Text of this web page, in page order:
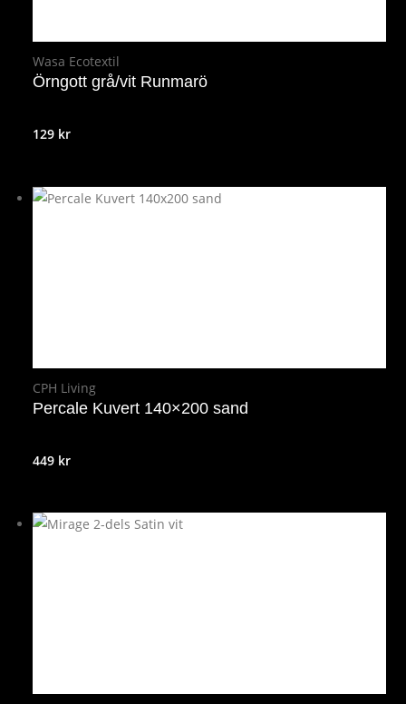
Wasa Ecotextil
Örngott grå/vit Runmarö
129 kr
CPH Living
Percale Kuvert 140×200 sand
449 kr